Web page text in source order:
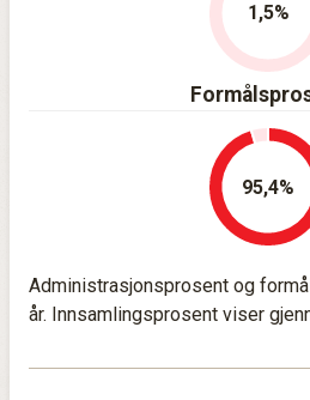
1,5
95,4
Administrasjonsprosent og
år. Innsamlingsprosent viser